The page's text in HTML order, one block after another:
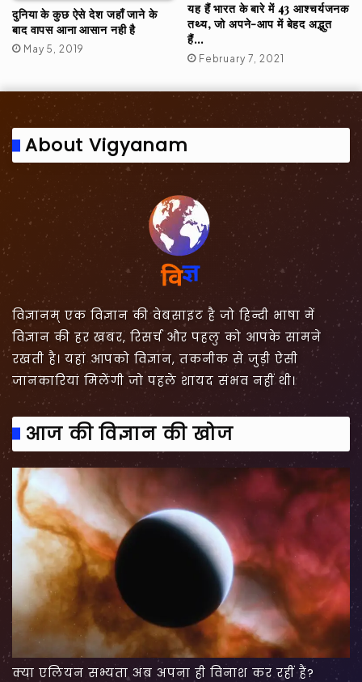
दुनिया के कुछ ऐसे देश जहाँ जाने के
बाद वापस आना आसान नही है
May 5, 2019
यह हैं भारत के बारे में 43 आश्चर्यजनक
तथ्य, जो अपने-आप में बेहद अद्भुत
हैं…
February 7, 2021
About Vigyanam
विज्ञानम् एक विज्ञान की वेबसाइट है जो हिन्दी भाषा में
विज्ञान की हर खबर, रिसर्च और पहलु को आपके सामने
रखती है। यहां आपको विज्ञान, तकनीक से जुड़ी ऐसी
जानकारियां मिलेंगी जो पहले शायद संभव नहीं थी।
आज की विज्ञान की खोज
क्या एलियन सभ्यता अब अपना ही विनाश कर रहीं हैं?